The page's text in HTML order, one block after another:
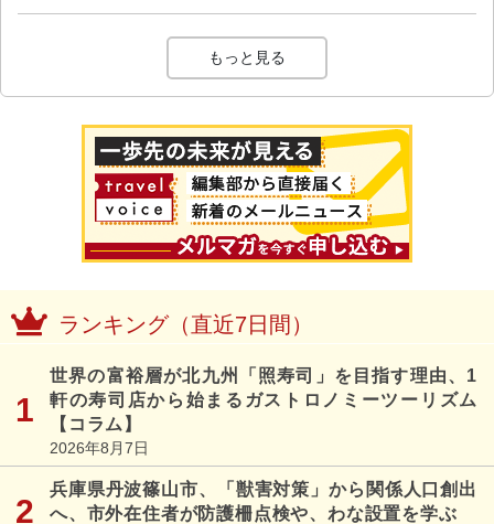
もっと見る
ランキング（直近7日間）
世界の富裕層が北九州「照寿司」を目指す理由、1
軒の寿司店から始まるガストロノミーツーリズム
【コラム】
2026年8月7日
兵庫県丹波篠山市、「獣害対策」から関係人口創出
へ、市外在住者が防護柵点検や、わな設置を学ぶ